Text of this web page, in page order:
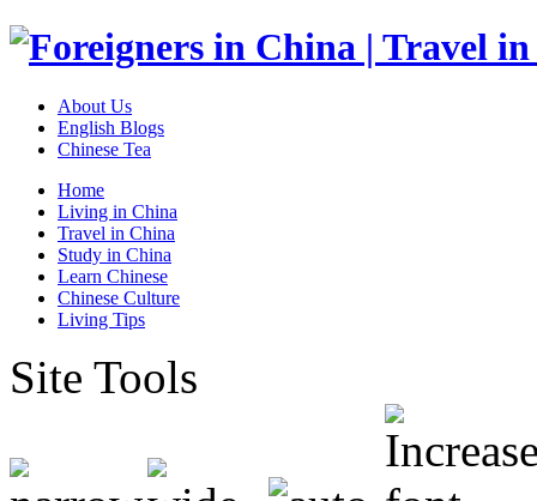
About Us
English Blogs
Chinese Tea
Home
Living in China
Travel in China
Study in China
Learn Chinese
Chinese Culture
Living Tips
Site Tools